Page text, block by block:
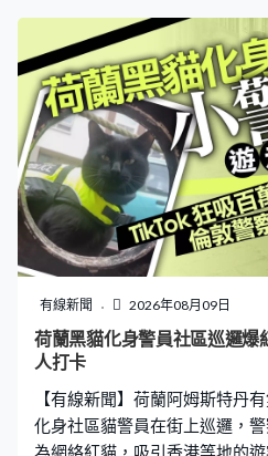
接替被辭退的邦迪。 布蘭奇被
治報復，又成立基金以公帑補
的人，雖然其後撤回決定，但
會進一步損害司法部的獨立性。
有線新聞 2026年08月09日
荷蘭黑貓化身警員社區巡邏
人打卡
【有線新聞】荷蘭阿姆斯特丹
化身社區貓警員在街上巡邏，
為網絡紅貓，吸引香港等地的